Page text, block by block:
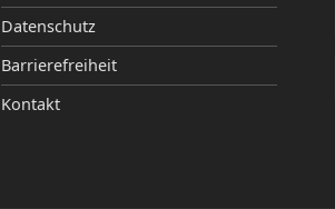
Datenschutz
Barrierefreiheit
Kontakt